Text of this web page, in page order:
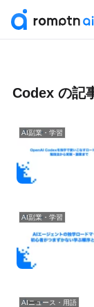
Codex の記
AI副業・学習
AI副業・学習
AIニュース・用語